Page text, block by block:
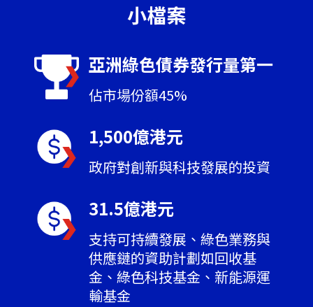
小檔案
亞洲綠色債券發行量第一
佔市場份額45%
1,500億港元
政府對創新與科技發展的投資
31.5億港元
支持可持續發展、綠色業務與
供應鏈的資助計劃如回收基
金、綠色科技基金、新能源運
輸基金